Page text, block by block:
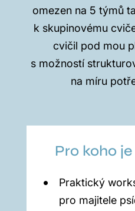
omezen na 5 týmů
k skupinovému
cvičil pod mou
s možností
na míru
Pro koho
Praktický
pro majitele